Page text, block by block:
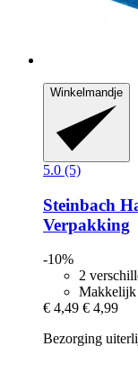
Winkelmandje
5.0 (5)
Steinbach
Verpakking
-10%
2
Makkelijk
€ 4,49 € 4,99
Bezorging